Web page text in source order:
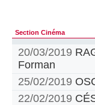
Section Cinéma
20/03/2019
Forman
25/02/2019
22/02/2019